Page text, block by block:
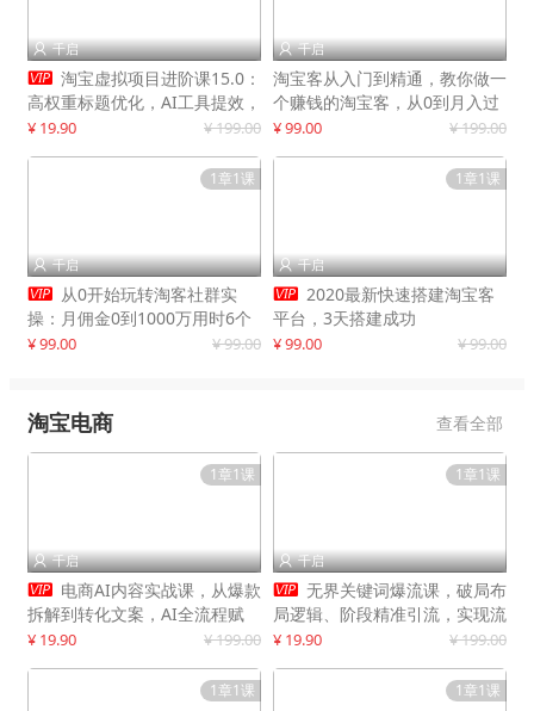
 千启
 淘宝虚拟项目进阶课15.0：
高权重标题优化，AI工具提效，
自动盈利模式搭建
¥ 19.90 ¥ 199.00
 千启
淘宝客从入门到精通，教你做一
个赚钱的淘宝客，从0到月入过
万
¥ 99.00 ¥ 199.00
1章1课
 千启
 从0开始玩转淘客社群实
操：月佣金0到1000万用时6个
月
¥ 99.00 ¥ 99.00
1章1课
 千启
 2020最新快速搭建淘宝客
平台，3天搭建成功
¥ 99.00 ¥ 99.00
淘宝电商 查看全部
1章1课
 千启
 电商AI内容实战课，从爆款
拆解到转化文案，AI全流程赋
能，解放人力，单月节省内容成
¥ 19.90 ¥ 199.00
1章1课
 千启
 无界关键词爆流课，破局布
局逻辑、阶段精准引流，实现流
量翻倍，店铺业绩增长50%+
¥ 19.90 ¥ 199.00
1章1课 1章1课